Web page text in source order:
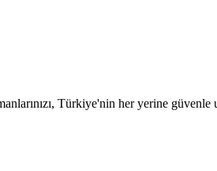
Türkiye'nin her yerine güvenle